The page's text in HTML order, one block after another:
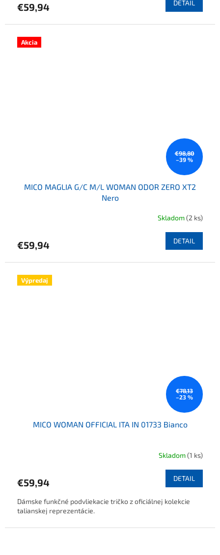
€59,94 DETAIL
Akcia
€98,80
–39 %
MICO MAGLIA G/C M/L WOMAN ODOR ZERO XT2
Nero
Skladom(2 ks)
€59,94 DETAIL
Výpredaj
€78,13
–23 %
MICO WOMAN OFFICIAL ITA IN 01733 Bianco
Skladom(1 ks)
€59,94 DETAIL
Dámske funkčné podvliekacie tričko z oficiálnej kolekcie
talianskej reprezentácie.